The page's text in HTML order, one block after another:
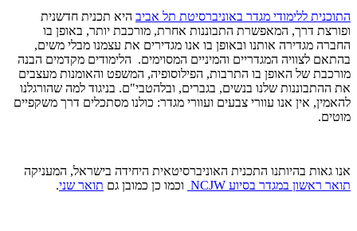
התוכנית ללימודי מגדר באוניברסיטת תל אביב היא תכנית חדשנית
ופורצת דרך, המאפשרת התבוננות אחרת, מורכבת יותר, באופן בו
החברה מגדירה אותנו ובאופן בו אנו מגדירים את עצמנו מבלי משים,
בהתאם לצוויה המגדריים והמיניים המסוימים. הלימודים מקדמים הבנה
מורכבת של האופן בו התרבות, הפילוסופיה, המשפט והאומנות מעצבים
את ההתבוננות שלנו בנשים, בגברים, ובלהטבי"ם. בניגוד למה שהורגלנו
להאמין, אין אנו עוורי צבעים ועוורי מגדר: כולנו מסתכלים דרך משקפיים
מוטים.
אנו גאות בהיותנו התכנית האוניברסיטאית היחידה בישראל, המעניקה
תואר ראשון במגדר בסיוע NCJW וכמו כן כמובן גם תואר שני.